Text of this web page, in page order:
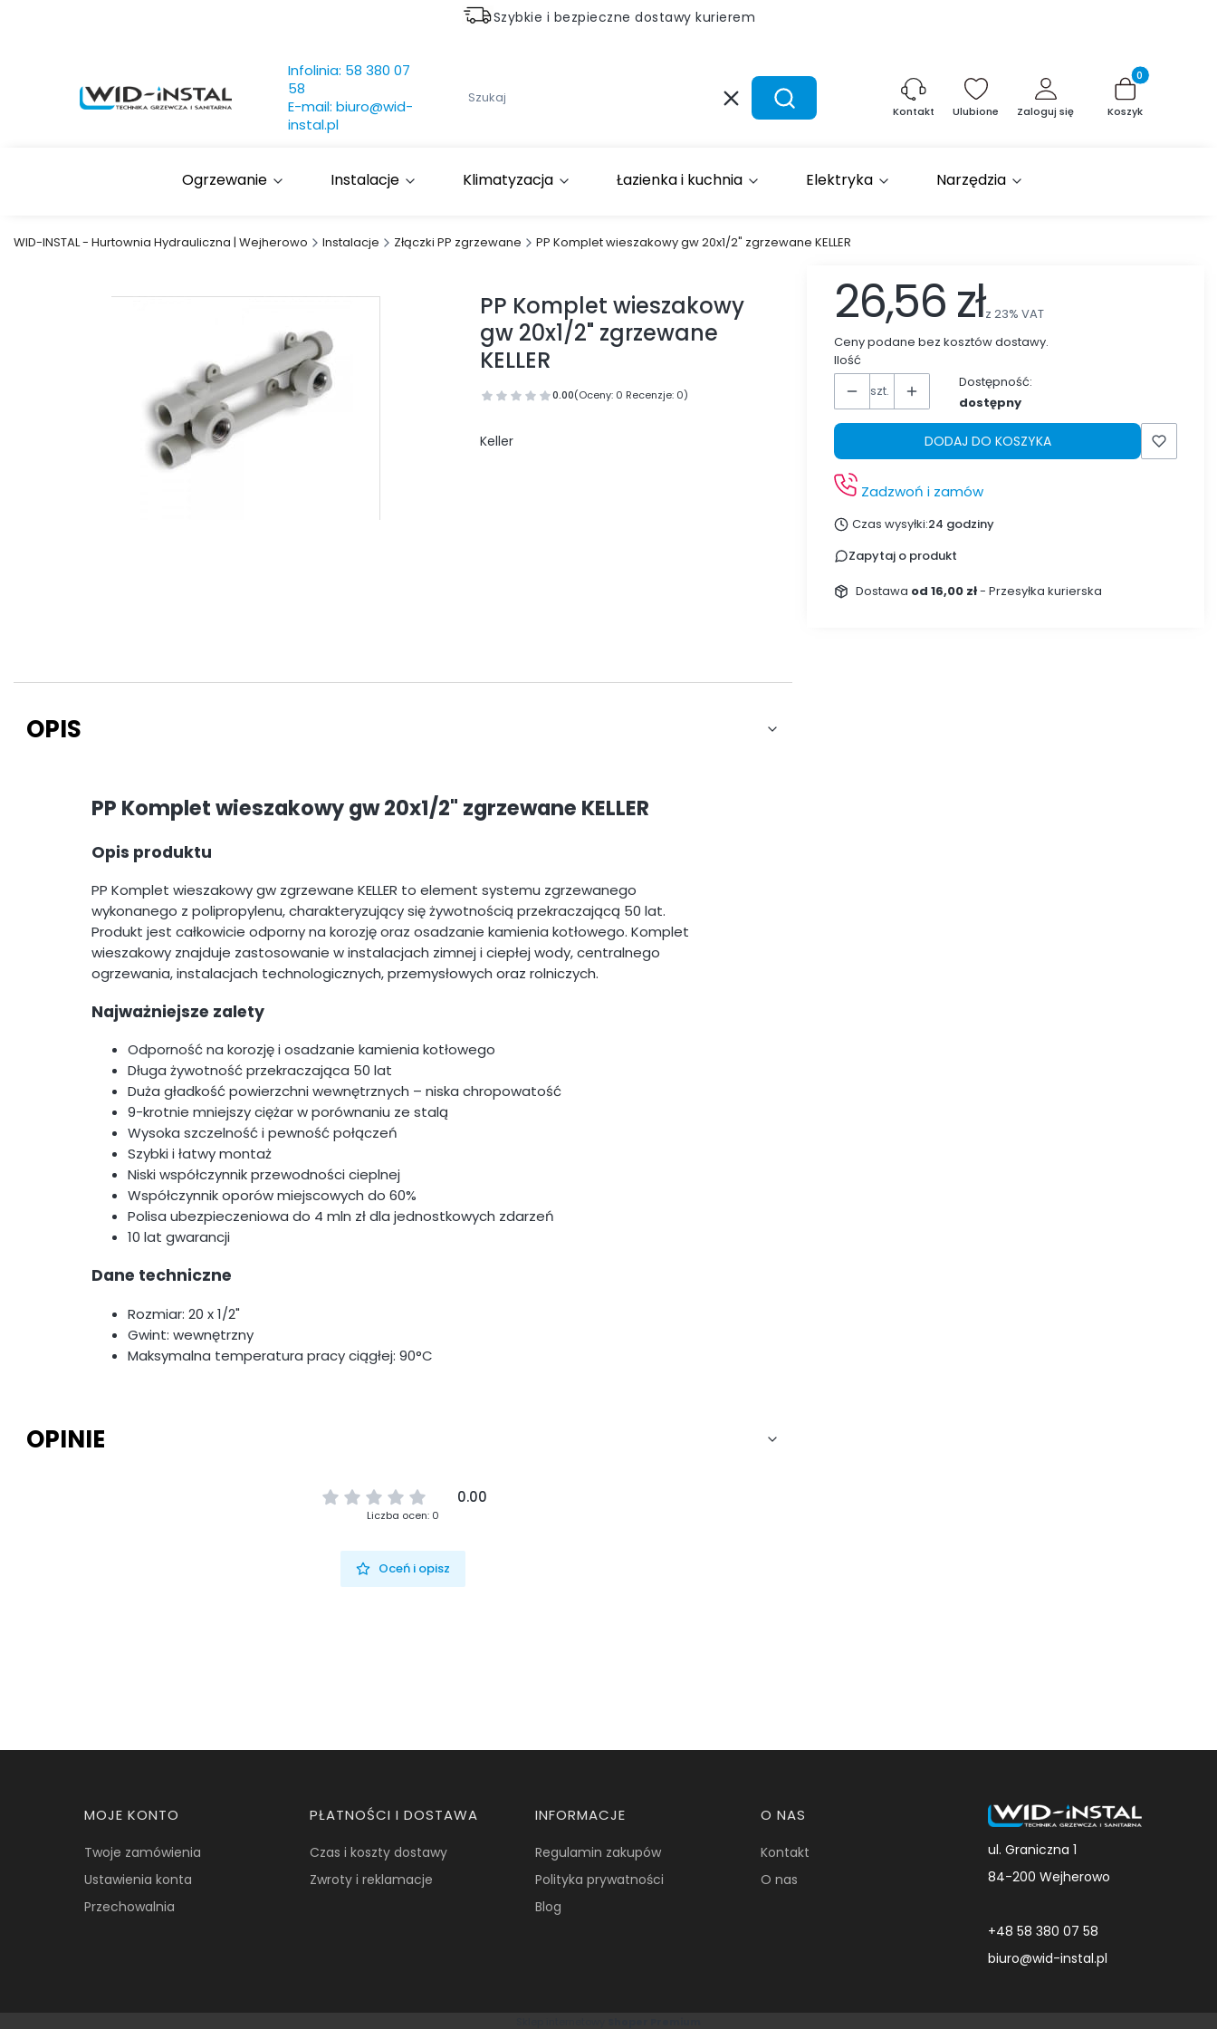
Szybkie i bezpieczne dostawy kurierem
Infolinia: 58 380 07
58
E-mail: biuro@wid-
instal.pl
WyczyśćSzukaj Kontakt Ulubione Zaloguj się
Produkty w
Koszyk
Ogrzewanie Instalacje Klimatyzacja Łazienka i kuchnia Elektryka Narzędzia
WID-INSTAL - Hurtownia Hydrauliczna | Wejherowo Instalacje Złączki PP zgrzewane PP Komplet wieszakowy gw 20x1/2" zgrzewane KELLER
PP Komplet wieszakowy
gw 20x1/2" zgrzewane
KELLER
0.00(Oceny: 0 Recenzje: 0)
Keller
OPIS
PP Komplet wieszakowy gw 20x1/2" zgrzewane KELLER
Opis produktu
PP Komplet wieszakowy gw zgrzewane KELLER to element systemu zgrzewanego
wykonanego z polipropylenu, charakteryzujący się żywotnością przekraczającą 50 lat.
Produkt jest całkowicie odporny na korozję oraz osadzanie kamienia kotłowego. Komplet
wieszakowy znajduje zastosowanie w instalacjach zimnej i ciepłej wody, centralnego
ogrzewania, instalacjach technologicznych, przemysłowych oraz rolniczych.
Najważniejsze zalety
Odporność na korozję i osadzanie kamienia kotłowego
Długa żywotność przekraczająca 50 lat
Duża gładkość powierzchni wewnętrznych – niska chropowatość
9-krotnie mniejszy ciężar w porównaniu ze stalą
Wysoka szczelność i pewność połączeń
Szybki i łatwy montaż
Niski współczynnik przewodności cieplnej
Współczynnik oporów miejscowych do 60%
Polisa ubezpieczeniowa do 4 mln zł dla jednostkowych zdarzeń
10 lat gwarancji
Dane techniczne
Rozmiar: 20 x 1/2"
Gwint: wewnętrzny
Maksymalna temperatura pracy ciągłej: 90°C
OPINIE
0.00
Liczba ocen: 0
Oceń i opisz
26,56 złz 23% VAT
Ceny podane bez kosztów dostawy.
Ilość
szt.
Dostępność:
dostępny
DODAJ DO KOSZYKA
Zadzwoń i zamów
Czas wysyłki:24 godziny
Zapytaj o produkt
Dostawa od 16,00 zł- Przesyłka kurierska
Linki w stopce
MOJE KONTO
Twoje zamówienia
Ustawienia konta
Przechowalnia
PŁATNOŚCI I DOSTAWA
Czas i koszty dostawy
Zwroty i reklamacje
INFORMACJE
Regulamin zakupów
Polityka prywatności
Blog
O NAS
Kontakt
O nas
ul. Graniczna 1
84-200 Wejherowo
+48 58 380 07 58
biuro@wid-instal.pl